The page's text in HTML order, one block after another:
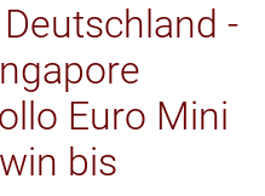
-
Euro Mini
bis